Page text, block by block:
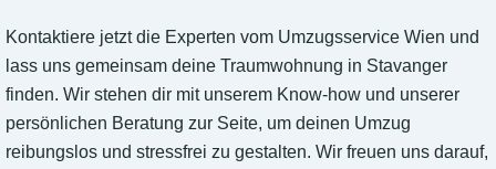
Kontaktiere jetzt die Experten vom Umzugsservice Wien und
lass uns gemeinsam deine Traumwohnung in Stavanger
finden. Wir stehen dir mit unserem Know-how und unserer
persönlichen Beratung zur Seite, um deinen Umzug
reibungslos und stressfrei zu gestalten. Wir freuen uns darauf,